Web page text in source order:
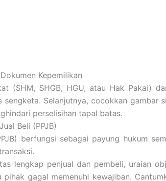
Kepemilikan
(SHM, SHGB, HGU, atau Hak Pakai)
sengketa. Selanjutnya, cocokkan
perselisihan tapal batas.
Beli (PPJB)
berfungsi sebagai payung hukum
lengkap penjual dan pembeli, uraian
pihak gagal memenuhi kewajiban.